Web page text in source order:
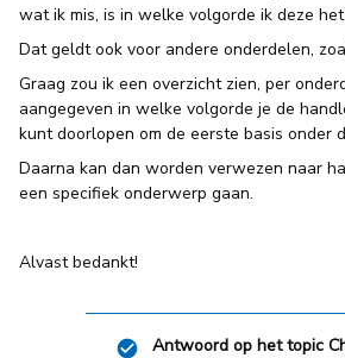
wat ik mis, is in welke volgorde ik deze
Dat geldt ook voor andere onderdelen,
Graag zou ik een overzicht zien, per
aangegeven in welke volgorde je de
kunt doorlopen om de eerste basis onder
Daarna kan dan worden verwezen naar
een specifiek onderwerp gaan.
Alvast bedankt!
Antwoord op het topic